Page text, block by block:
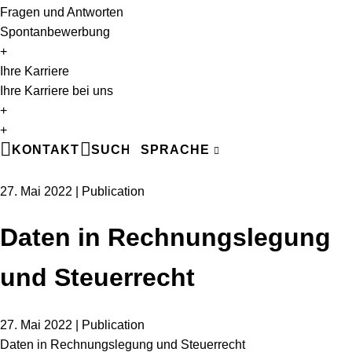
Fragen und Antworten
Spontanbewerbung
+
Ihre Karriere
Ihre Karriere bei uns
+
+
KONTAKT
SUCHE SPRACHE
FR
27. Mai 2022 | Publication
Daten in Rechnungslegung
und Steuerrecht
27. Mai 2022 | Publication
Daten in Rechnungslegung und Steuerrecht